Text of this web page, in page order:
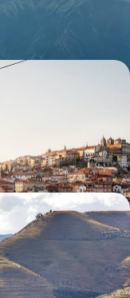
et le porto
du Portugal : Porto,
du Portugal
villes d'art et
conducteur